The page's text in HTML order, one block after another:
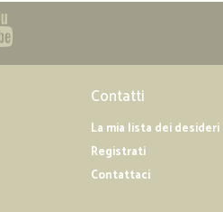
Contatti
La mia lista dei desideri
Registrati
Contattaci